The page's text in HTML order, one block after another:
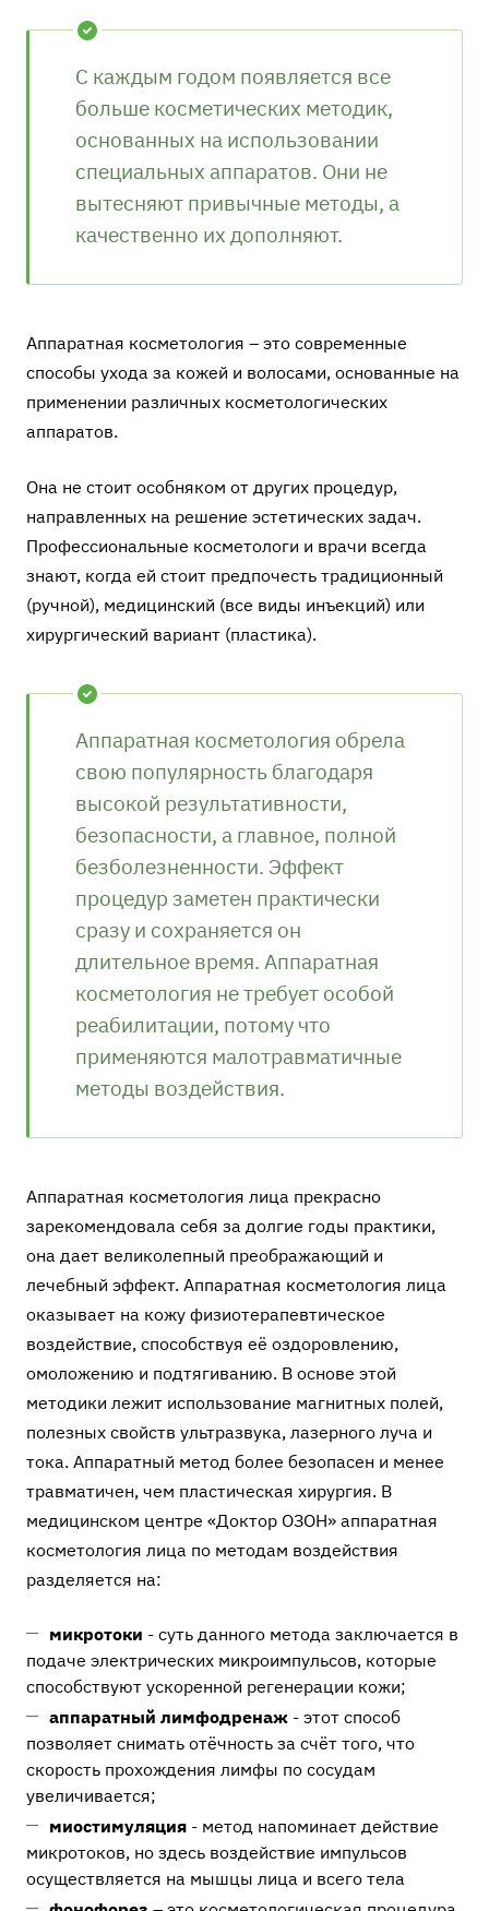
С каждым годом появляется все
больше косметических методик,
основанных на использовании
специальных аппаратов. Они не
вытесняют привычные методы, а
качественно их дополняют.
Аппаратная косметология – это современные
способы ухода за кожей и волосами, основанные на
применении различных косметологических
аппаратов.
Она не стоит особняком от других процедур,
направленных на решение эстетических задач.
Профессиональные косметологи и врачи всегда
знают, когда ей стоит предпочесть традиционный
(ручной), медицинский (все виды инъекций) или
хирургический вариант (пластика).
Аппаратная косметология обрела
свою популярность благодаря
высокой результативности,
безопасности, а главное, полной
безболезненности. Эффект
процедур заметен практически
сразу и сохраняется он
длительное время. Аппаратная
косметология не требует особой
реабилитации, потому что
применяются малотравматичные
методы воздействия.
Аппаратная косметология лица прекрасно
зарекомендовала себя за долгие годы практики,
она дает великолепный преображающий и
лечебный эффект. Аппаратная косметология лица
оказывает на кожу физиотерапевтическое
воздействие, способствуя её оздоровлению,
омоложению и подтягиванию. В основе этой
методики лежит использование магнитных полей,
полезных свойств ультразвука, лазерного луча и
тока. Аппаратный метод более безопасен и менее
травматичен, чем пластическая хирургия. В
медицинском центре «Доктор ОЗОН» аппаратная
косметология лица по методам воздействия
разделяется на:
микротоки - суть данного метода заключается в
подаче электрических микроимпульсов, которые
способствуют ускоренной регенерации кожи;
аппаратный лимфодренаж - этот способ
позволяет снимать отёчность за счёт того, что
скорость прохождения лимфы по сосудам
увеличивается;
миостимуляция - метод напоминает действие
микротоков, но здесь воздействие импульсов
осуществляется на мышцы лица и всего тела